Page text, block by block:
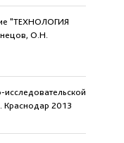
"ТЕХНОЛОГИЯ
О.Н.
Краснодар 2013